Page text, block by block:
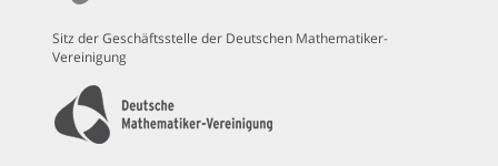
Sitz der Geschäftsstelle der Deutschen Mathematiker-
Vereinigung